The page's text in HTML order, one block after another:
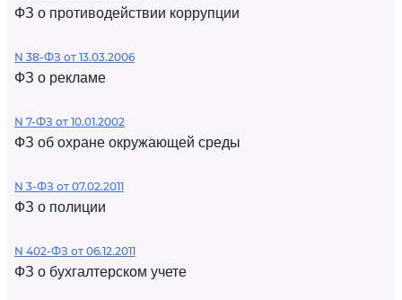
ФЗ о противодействии коррупции
N 38-ФЗ от 13.03.2006
ФЗ о рекламе
N 7-ФЗ от 10.01.2002
ФЗ об охране окружающей среды
N 3-ФЗ от 07.02.2011
ФЗ о полиции
N 402-ФЗ от 06.12.2011
ФЗ о бухгалтерском учете